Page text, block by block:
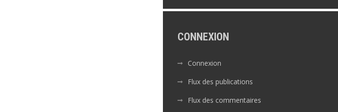
CONNEXION
Connexion
Flux des publications
Flux des commentaires